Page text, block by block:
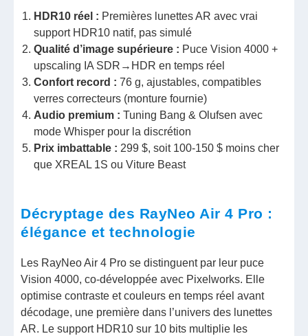
HDR10 réel : Premières lunettes AR avec vrai
support HDR10 natif, pas simulé
Qualité d’image supérieure : Puce Vision 4000 +
upscaling IA SDR→HDR en temps réel
Confort record : 76 g, ajustables, compatibles
verres correcteurs (monture fournie)
Audio premium : Tuning Bang & Olufsen avec
mode Whisper pour la discrétion
Prix imbattable : 299 $, soit 100-150 $ moins cher
que XREAL 1S ou Viture Beast
Décryptage des RayNeo Air 4 Pro :
élégance et technologie
Les RayNeo Air 4 Pro se distinguent par leur puce
Vision 4000, co-développée avec Pixelworks. Elle
optimise contraste et couleurs en temps réel avant
décodage, une première dans l’univers des lunettes
AR. Le support HDR10 sur 10 bits multiplie les